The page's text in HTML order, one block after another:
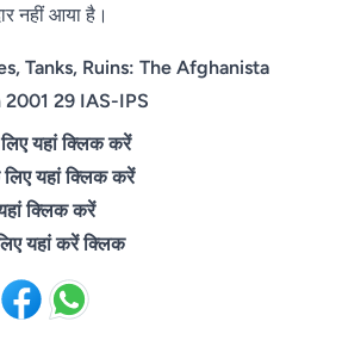
नहीं आया है।
Tanks, Ruins: The Afghanista
29 IAS-IPS
यहां क्लिक करें
यहां क्लिक करें
क्लिक करें
यहां करें क्लिक